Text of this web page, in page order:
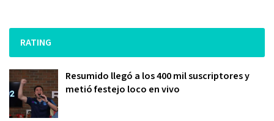
RATING
Resumido llegó a los 400 mil suscriptores y
metió festejo loco en vivo